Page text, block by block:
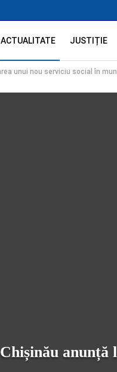
ACTUALITATE JUSTIȚIE
unui nou serviciu social în
anunță